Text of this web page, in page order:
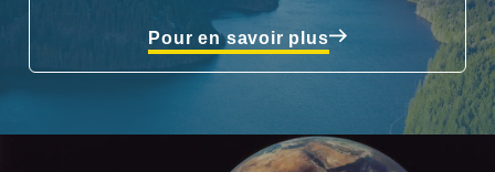
Pour en savoir plus